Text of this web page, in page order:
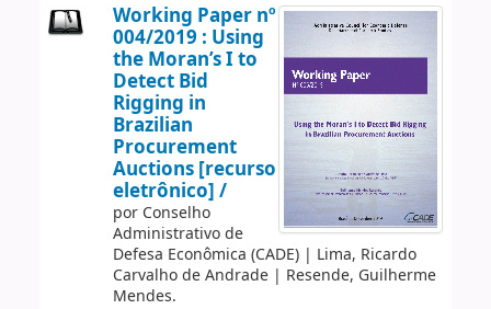
Working Paper nº
004/2019 : Using
the Moran’s I to
Detect Bid
Rigging in
Brazilian
Procurement
Auctions [recurso
eletrônico] /
por Conselho
Administrativo de
Defesa Econômica (CADE)| Lima, Ricardo
Carvalho de Andrade| Resende, Guilherme
Mendes.